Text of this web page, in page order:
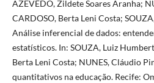
AZEVÊDO, Zildete Soares Aranha;
CARDOSO, Berta Leni Costa;
Análise inferencial de dados:
estatísticos. In: SOUZA, Luiz
Berta Leni Costa; NUNES, Cláudio
quantitativos na educação. Recife: